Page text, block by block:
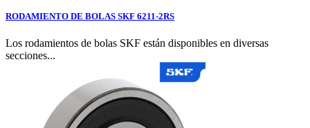
RODAMIENTO DE BOLAS SKF 6211-2RS
Los rodamientos de bolas SKF están disponibles en diversas
secciones...